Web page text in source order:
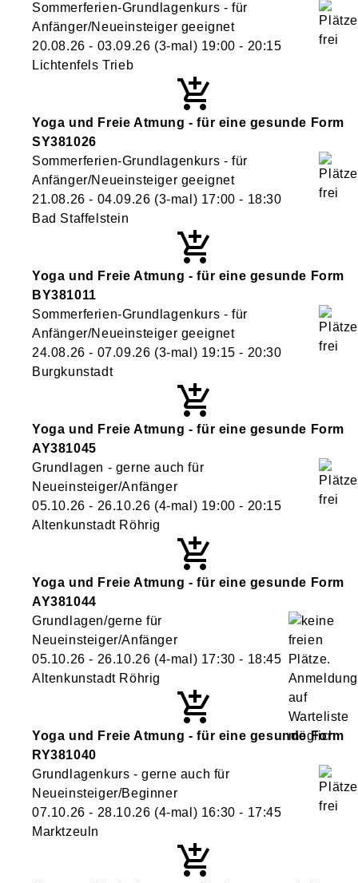
Sommerferien-Grundlagenkurs - für
Anfänger/Neueinsteiger geeignet
20.08.26 - 03.09.26 (3-mal) 19:00 - 20:15
Lichtenfels Trieb
Yoga und Freie Atmung - für eine gesunde Form
SY381026
Sommerferien-Grundlagenkurs - für
Anfänger/Neueinsteiger geeignet
21.08.26 - 04.09.26 (3-mal) 17:00 - 18:30
Bad Staffelstein
Yoga und Freie Atmung - für eine gesunde Form
BY381011
Sommerferien-Grundlagenkurs - für
Anfänger/Neueinsteiger geeignet
24.08.26 - 07.09.26 (3-mal) 19:15 - 20:30
Burgkunstadt
Yoga und Freie Atmung - für eine gesunde Form
AY381045
Grundlagen - gerne auch für
Neueinsteiger/Anfänger
05.10.26 - 26.10.26 (4-mal) 19:00 - 20:15
Altenkunstadt Röhrig
Yoga und Freie Atmung - für eine gesunde Form
AY381044
Grundlagen/gerne für
Neueinsteiger/Anfänger
05.10.26 - 26.10.26 (4-mal) 17:30 - 18:45
Altenkunstadt Röhrig
Yoga und Freie Atmung - für eine gesunde Form
RY381040
Grundlagenkurs - gerne auch für
Neueinsteiger/Beginner
07.10.26 - 28.10.26 (4-mal) 16:30 - 17:45
Marktzeuln